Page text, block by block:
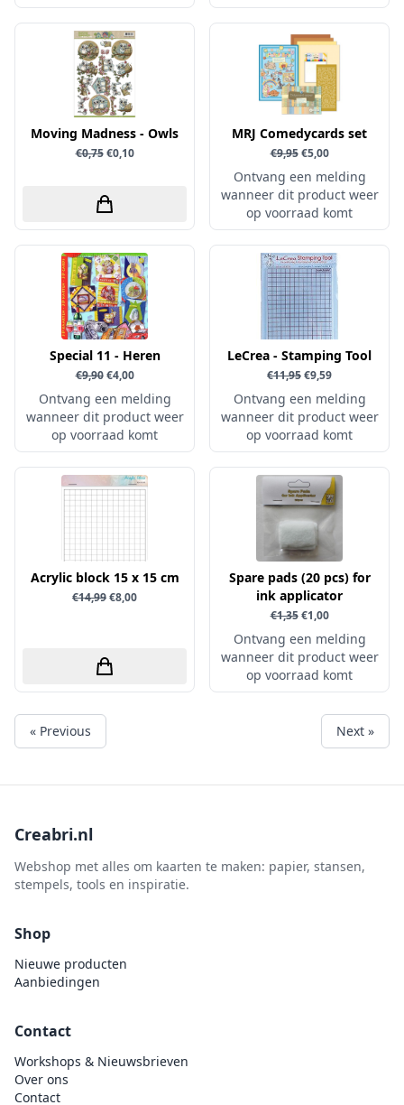
World of Craft
wow
Yvonne Creations
Barto Design
Collall
Joep by Carla
Kleurlab
Olba
Pan Pastel
Simple and Basic
Moving Madness - Owls
€0,75€0,10
MRJ Comedycards set
€9,95€5,00
Ontvang een melding
wanneer dit product weer
op voorraad komt
Special 11 - Heren
€9,90€4,00
Ontvang een melding
wanneer dit product weer
op voorraad komt
LeCrea - Stamping Tool
€11,95€9,59
Ontvang een melding
wanneer dit product weer
op voorraad komt
Acrylic block 15 x 15 cm
€14,99€8,00
Spare pads (20 pcs) for
ink applicator
€1,35€1,00
Ontvang een melding
wanneer dit product weer
op voorraad komt
« Previous Next »
Creabri.nl
Webshop met alles om kaarten te maken: papier, stansen,
stempels, tools en inspiratie.
Shop
Nieuwe producten
Aanbiedingen
Contact
Workshops & Nieuwsbrieven
Over ons
Contact